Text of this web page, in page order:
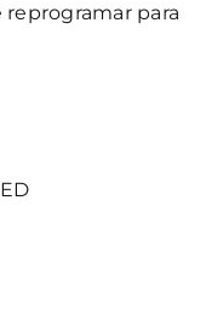
reprogramar para